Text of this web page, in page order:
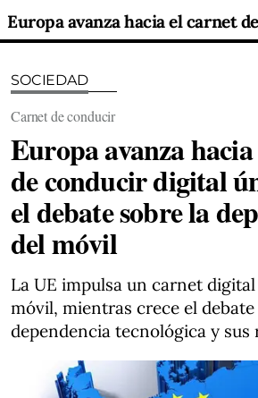
SOCIEDAD
Carnet de conducir
Europa avanza
de conducir digital
el debate sobre la
del móvil
La UE impulsa un carnet
móvil, mientras crece el
dependencia tecnológica y sus